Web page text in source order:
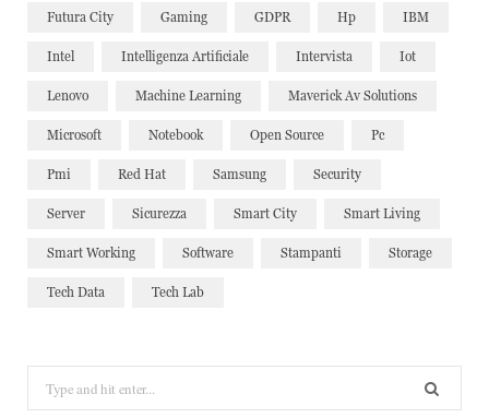
Futura City Gaming GDPR Hp IBM
Intel Intelligenza Artificiale Intervista Iot
Lenovo Machine Learning Maverick Av Solutions
Microsoft Notebook Open Source Pc
Pmi Red Hat Samsung Security
Server Sicurezza Smart City Smart Living
Smart Working Software Stampanti Storage
Tech Data Tech Lab
for: